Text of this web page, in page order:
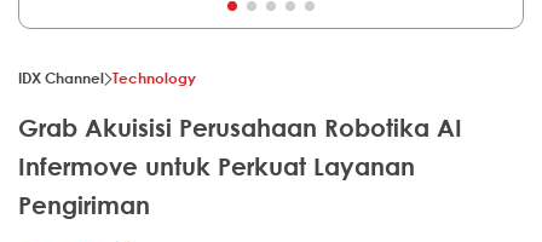
IDX Channel Technology
Grab Akuisisi Perusahaan Robotika AI
Infermove untuk Perkuat Layanan
Pengiriman